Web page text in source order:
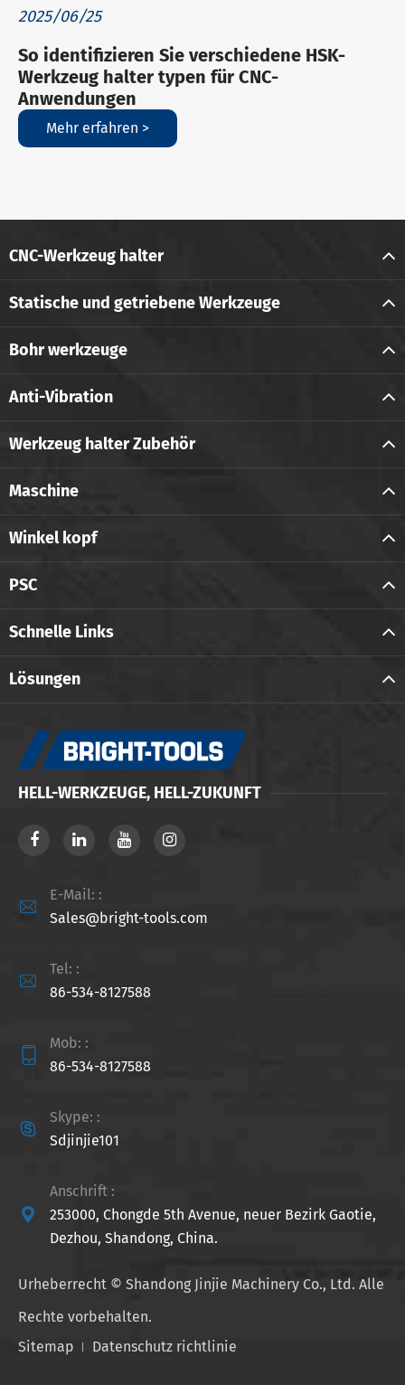
2025/06/25
So identifizieren Sie verschiedene HSK-
Werkzeug halter typen für CNC-
Anwendungen
Mehr erfahren >
CNC-Werkzeug halter
Statische und getriebene Werkzeuge
Bohr werkzeuge
Anti-Vibration
Werkzeug halter Zubehör
Maschine
Winkel kopf
PSC
Schnelle Links
Lösungen
HELL-WERKZEUGE, HELL-ZUKUNFT

E-Mail: :
Sales@bright-tools.com

Tel: :
86-534-8127588

Mob: :
86-534-8127588

Skype: :
Sdjinjie101

Anschrift :
253000, Chongde 5th Avenue, neuer Bezirk Gaotie,
Dezhou, Shandong, China.
Urheberrecht © Shandong Jinjie Machinery Co., Ltd. Alle
Rechte vorbehalten.
Sitemap
Datenschutz richtlinie